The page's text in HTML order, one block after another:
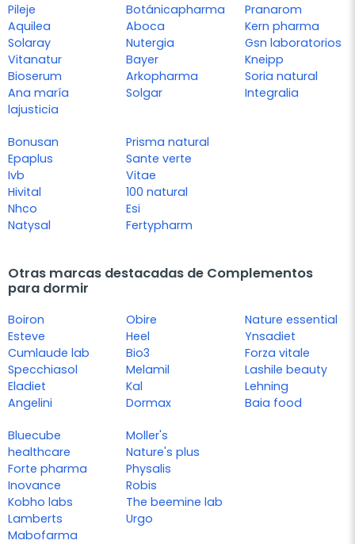
Pileje
Aquilea
Solaray
Vitanatur
Bioserum
Ana maría
lajusticia
Botánicapharma
Aboca
Nutergia
Bayer
Arkopharma
Solgar
Pranarom
Kern pharma
Gsn laboratorios
Kneipp
Soria natural
Integralia
Bonusan
Epaplus
Ivb
Hivital
Nhco
Natysal
Prisma natural
Sante verte
Vitae
100 natural
Esi
Fertypharm
Otras marcas destacadas de Complementos
para dormir
Boiron
Esteve
Cumlaude lab
Specchiasol
Eladiet
Angelini
Obire
Heel
Bio3
Melamil
Kal
Dormax
Nature essential
Ynsadiet
Forza vitale
Lashile beauty
Lehning
Baia food
Bluecube
healthcare
Forte pharma
Inovance
Kobho labs
Lamberts
Mabofarma
Moller's
Nature's plus
Physalis
Robis
The beemine lab
Urgo